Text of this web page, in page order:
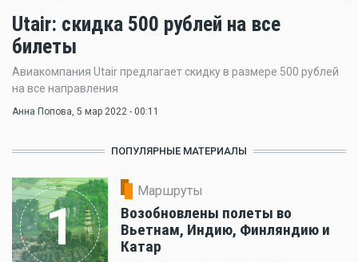
Utair: скидка 500 рублей на все
билеты
Авиакомпания Utair предлагает скидку в размере 500 рублей
на все направления
Анна Попова, 5 мар 2022 - 00:11
ПОПУЛЯРНЫЕ МАТЕРИАЛЫ
1
Маршруты
Возобновлены полеты во
Вьетнам, Индию, Финляндию и
Катар